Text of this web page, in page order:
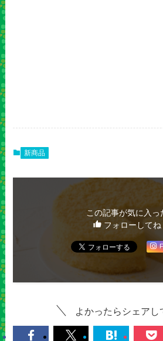
新商品
この記事が気に入っ
フォローしてね
よかったらシェアし